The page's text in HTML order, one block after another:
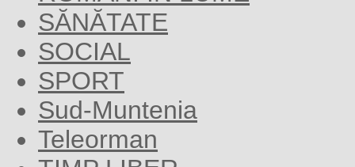
SĂNĂTATE
SOCIAL
SPORT
Sud-Muntenia
Teleorman